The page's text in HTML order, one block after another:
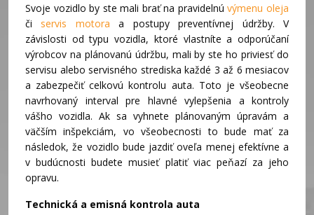
Svoje vozidlo by ste mali brať na pravidelnúvýmenu oleja
či servis motora a postupy preventívnej údržby. V
závislosti od typu vozidla, ktoré vlastníte a odporúčaní
výrobcov na plánovanú údržbu, mali by ste ho priviesť do
servisu alebo servisného strediska každé 3 až 6 mesiacov
a zabezpečiť celkovú kontrolu auta. Toto je všeobecne
navrhovaný interval pre hlavné vylepšenia a kontroly
vášho vozidla. Ak sa vyhnete plánovaným úpravám a
väčším inšpekciám, vo všeobecnosti to bude mať za
následok, že vozidlo bude jazdiť oveľa menej efektívne a
v budúcnosti budete musieť platiť viac peňazí za jeho
opravu.
Technická a emisná kontrola auta